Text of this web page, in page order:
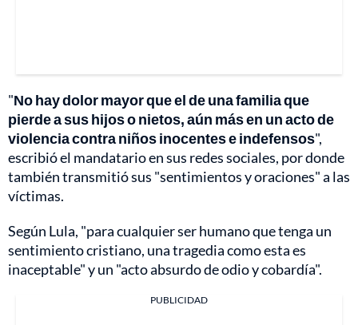
"No hay dolor mayor que el de una familia que
pierde a sus hijos o nietos, aún más en un acto de
violencia contra niños inocentes e indefensos",
escribió el mandatario en sus redes sociales, por donde
también transmitió sus "sentimientos y oraciones" a las
víctimas.
Según Lula, "para cualquier ser humano que tenga un
sentimiento cristiano, una tragedia como esta es
inaceptable" y un "acto absurdo de odio y cobardía".
PUBLICIDAD